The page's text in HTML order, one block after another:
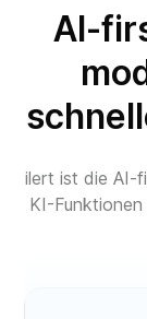
AI-
ilert ist die AI-
KI-